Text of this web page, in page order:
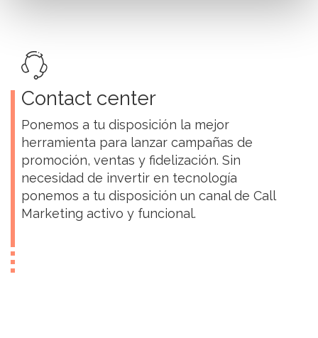
Contact center
Ponemos a tu disposición la mejor
herramienta para lanzar campañas de
promoción, ventas y fidelización. Sin
necesidad de invertir en tecnología
ponemos a tu disposición un canal de Call
Marketing activo y funcional.